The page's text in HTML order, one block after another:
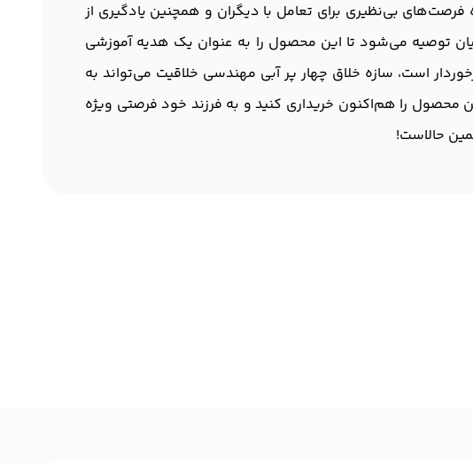
فرصت‌های بی‌نظیری برای تعامل با دیگران و همچنین یادگیری از
توصیه می‌شود تا این محصول را به عنوان یک هدیه آموزشی
است، سازه خلاق چهار پر آبی مهندسی خلاقیت می‌تواند به
را هم‌اکنون خریداری کنید و به فرزند خود فرصتی ویژه
حالاست!